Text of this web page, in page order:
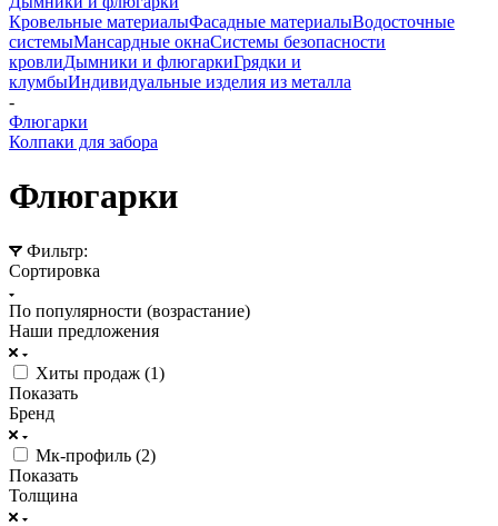
Кровельные материалыФасадные материалыВодосточные
системыМансардные окнаСистемы безопасности
кровлиДымники и флюгаркиГрядки и
клумбыИндивидуальные изделия из металла
-
Флюгарки
Колпаки для забора
Флюгарки
Фильтр:
Сортировка
По популярности (возрастание)
Наши предложения
Хиты продаж (1)
Показать
Бренд
Мк-профиль (2)
Показать
Толщина